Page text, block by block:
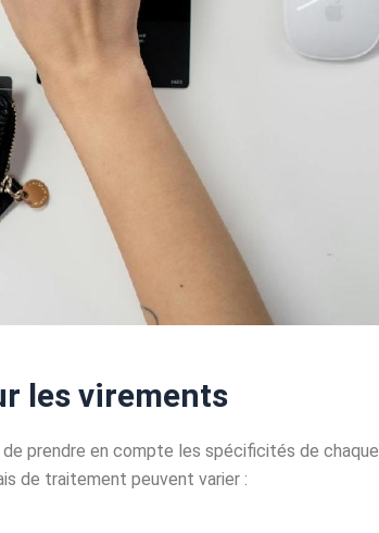
les virements
prendre en compte les spécificités de chaque
de traitement peuvent varier :